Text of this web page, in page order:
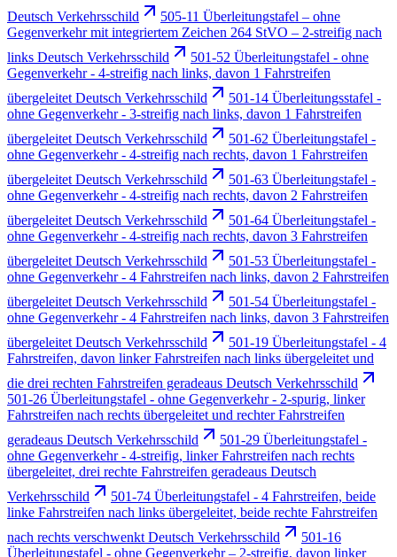
Deutsch Verkehrsschild
505-11 Überleitungstafel – ohne
Gegenverkehr mit integriertem Zeichen 264 StVO – 2-streifig nach
links Deutsch Verkehrsschild
501-52 Überleitungstafel - ohne
Gegenverkehr - 4-streifig nach links, davon 1 Fahrstreifen
übergeleitet Deutsch Verkehrsschild
501-14 Überleitungsstafel -
ohne Gegenverkehr - 3-streifig nach links, davon 1 Fahrstreifen
übergeleitet Deutsch Verkehrsschild
501-62 Überleitungstafel -
ohne Gegenverkehr - 4-streifig nach rechts, davon 1 Fahrstreifen
übergeleitet Deutsch Verkehrsschild
501-63 Überleitungstafel -
ohne Gegenverkehr - 4-streifig nach rechts, davon 2 Fahrstreifen
übergeleitet Deutsch Verkehrsschild
501-64 Überleitungstafel -
ohne Gegenverkehr - 4-streifig nach rechts, davon 3 Fahrstreifen
übergeleitet Deutsch Verkehrsschild
501-53 Überleitungstafel -
ohne Gegenverkehr - 4 Fahrstreifen nach links, davon 2 Fahrstreifen
übergeleitet Deutsch Verkehrsschild
501-54 Überleitungstafel -
ohne Gegenverkehr - 4 Fahrstreifen nach links, davon 3 Fahrstreifen
übergeleitet Deutsch Verkehrsschild
501-19 Überleitungstafel - 4
Fahrstreifen, davon linker Fahrstreifen nach links übergeleitet und
die drei rechten Fahrstreifen geradeaus Deutsch Verkehrsschild
501-26 Überleitungstafel - ohne Gegenverkehr - 2-spurig, linker
Fahrstreifen nach rechts übergeleitet und rechter Fahrstreifen
geradeaus Deutsch Verkehrsschild
501-29 Überleitungstafel -
ohne Gegenverkehr - 4-streifig, linker Fahrstreifen nach rechts
übergeleitet, drei rechte Fahrstreifen geradeaus Deutsch
Verkehrsschild
501-74 Überleitungstafel - 4 Fahrstreifen, beide
linke Fahrstreifen nach links übergeleitet, beide rechte Fahrstreifen
nach rechts verschwenkt Deutsch Verkehrsschild
501-16
Überleitungstafel - ohne Gegenverkehr – 2-streifig, davon linker